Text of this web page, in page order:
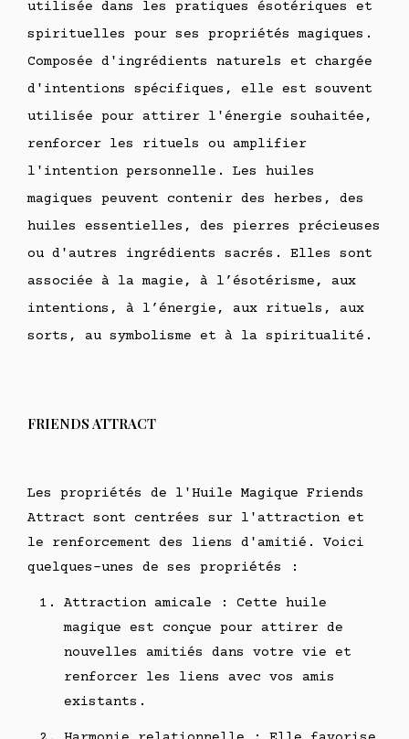
utilisée dans les pratiques ésotériques et
spirituelles pour ses propriétés magiques.
Composée d'ingrédients naturels et chargée
d'intentions spécifiques, elle est souvent
utilisée pour attirer l'énergie souhaitée,
renforcer les rituels ou amplifier
l'intention personnelle. Les huiles
magiques peuvent contenir des herbes, des
huiles essentielles, des pierres précieuses
ou d'autres ingrédients sacrés. Elles sont
associée à la magie, à l’ésotérisme, aux
intentions, à l’énergie, aux rituels, aux
sorts, au symbolisme et à la spiritualité.
FRIENDS ATTRACT
Les propriétés de l'Huile Magique Friends
Attract sont centrées sur l'attraction et
le renforcement des liens d'amitié. Voici
quelques-unes de ses propriétés :
Attraction amicale : Cette huile
magique est conçue pour attirer de
nouvelles amitiés dans votre vie et
renforcer les liens avec vos amis
existants.